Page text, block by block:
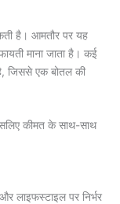
है। आमतौर पर यह
माना जाता है। कई
जिससे एक बोतल की
कीमत के साथ-साथ
लाइफस्टाइल पर निर्भर